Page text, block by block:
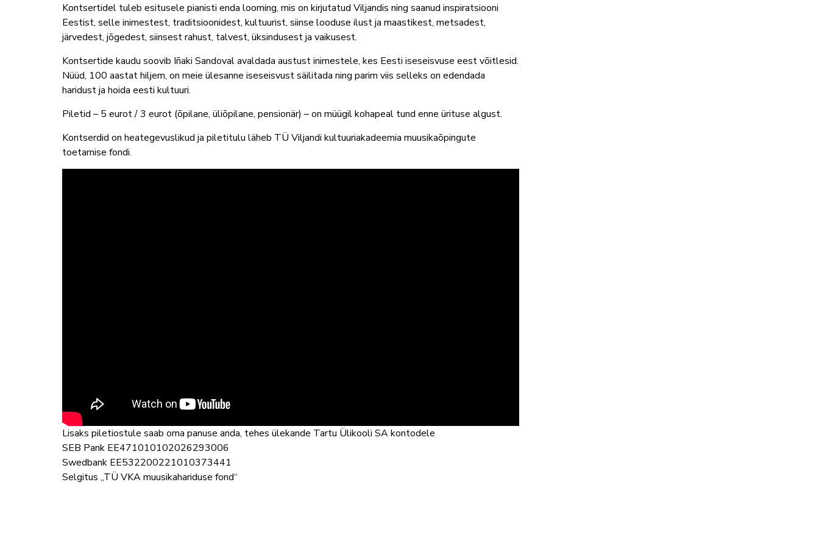
Kontsertidel tuleb esitusele pianisti enda looming, mis on kirjutatud Viljandis ning saanud inspiratsiooni
Eestist, selle inimestest, traditsioonidest, kultuurist, siinse looduse ilust ja maastikest, metsadest,
järvedest, jõgedest, siinsest rahust, talvest, üksindusest ja vaikusest.
Kontsertide kaudu soovib Iñaki Sandoval avaldada austust inimestele, kes Eesti iseseisvuse eest võitlesid.
Nüüd, 100 aastat hiljem, on meie ülesanne iseseisvust säilitada ning parim viis selleks on edendada
haridust ja hoida eesti kultuuri.
Piletid – 5 eurot / 3 eurot (õpilane, üliõpilane, pensionär) – on müügil kohapeal tund enne ürituse algust.
Kontserdid on heategevuslikud ja piletitulu läheb TÜ Viljandi kultuuriakadeemia muusikaõpingute
toetamise fondi.
Lisaks piletiostule saab oma panuse anda, tehes ülekande Tartu Ülikooli SA kontodele
SEB Pank EE471010102026293006
Swedbank EE532200221010373441
Selgitus „TÜ VKA muusikahariduse fond“